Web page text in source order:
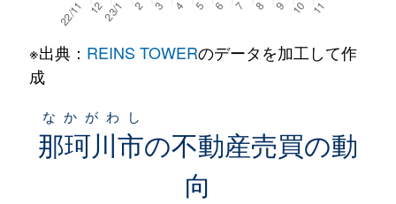
※出典： REINS TOWERのデータを加工して作
成
那珂川市
なかがわし
の不動産売買の動
向